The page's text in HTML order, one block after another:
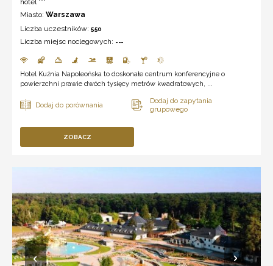
hotel ***
Miasto: Warszawa
Liczba uczestników: 550
Liczba miejsc noclegowych: ---
Hotel Kuźnia Napoleońska to doskonałe centrum konferencyjne o
powierzchni prawie dwóch tysięcy metrów kwadratowych, ...
ZOBACZ